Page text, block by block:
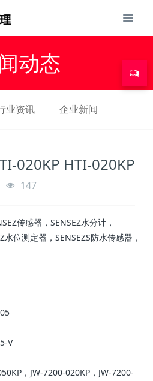
动态
业资讯 企业新闻
020KP HTI-020KP
147
传感器，SENSEZ水分计，
水位测定器，SENSEZS防水传感器，
V
，JW-7200-020KP，JW-7200-